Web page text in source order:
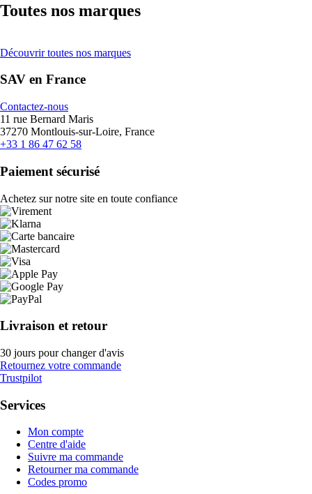
Toutes nos marques
Découvrir toutes nos marques
SAV en France
Contactez-nous
11 rue Bernard Maris
37270 Montlouis-sur-Loire, France
+33 1 86 47 62 58
Paiement sécurisé
Achetez sur notre site en toute confiance
Livraison et retour
30 jours pour changer d'avis
Retournez votre commande
Trustpilot
Services
Mon compte
Centre d'aide
Suivre ma commande
Retourner ma commande
Codes promo